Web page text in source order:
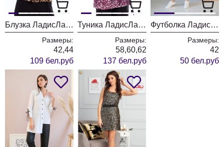
Блузка ЛадисЛайн 1552 леопард
Размеры:
42,44
109 бел.руб
Туника ЛадисЛайн 1550 леопард
Размеры:
58,60,62
137 бел.руб
Футболка ЛадисЛайн 1217
Размеры:
42
50 бел.руб